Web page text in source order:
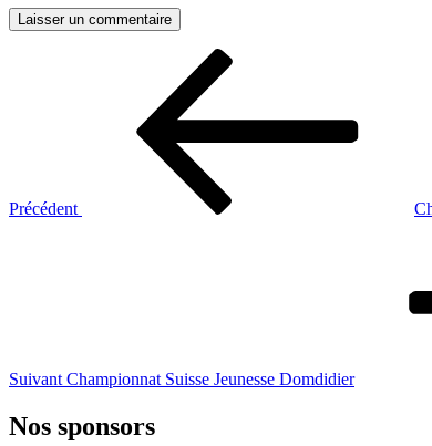
Précédent
Suivant Championnat Suisse Jeunesse Domdidier
Nos sponsors